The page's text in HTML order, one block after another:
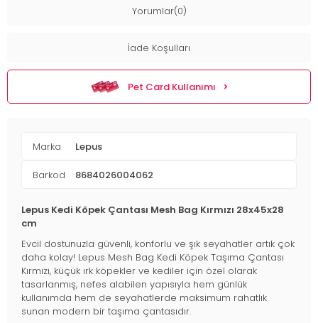
Yorumlar(0)
İade Koşulları
Pet Card Kullanımı
Marka Lepus
Barkod 8684026004062
Lepus Kedi Köpek Çantası Mesh Bag Kırmızı 28x45x28
cm
Evcil dostunuzla güvenli, konforlu ve şık seyahatler artık çok
daha kolay! Lepus Mesh Bag Kedi Köpek Taşıma Çantası
Kırmızı, küçük ırk köpekler ve kediler için özel olarak
tasarlanmış, nefes alabilen yapısıyla hem günlük
kullanımda hem de seyahatlerde maksimum rahatlık
sunan modern bir taşıma çantasıdır.